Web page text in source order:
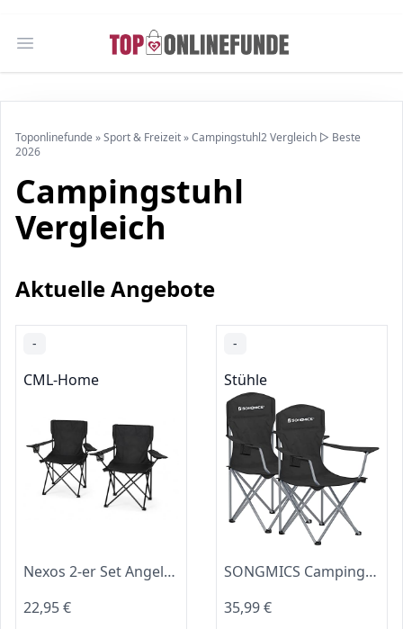
Open main menu
Toponlinefunde »Sport & Freizeit»Campingstuhl2 Vergleich ▷ Beste
2026
Campingstuhl
Vergleich
Aktuelle Angebote
-
CML-Home
Nexos 2-er Set Angelstuhl Anglerstuhl Faltstuhl Campingstuhl Klappstuhl mit Armlehne und Getränkehalter praktisch robust leicht schwarz
22,95 €
-
Stühle
SONGMICS Campingstuhl 2er Set, hohe Rückenlehne, bis 150 kg belastbar
35,99 €